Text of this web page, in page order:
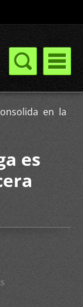
en la
es